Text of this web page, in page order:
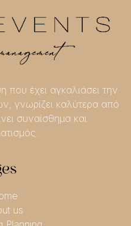
που έχει αγκαλιάσει την
γνωρίζει καλύτερα από
συναίσθημα και
us